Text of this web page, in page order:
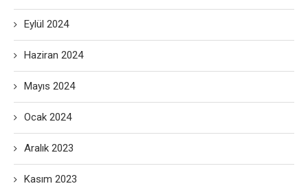
Eylül 2024
Haziran 2024
Mayıs 2024
Ocak 2024
Aralık 2023
Kasım 2023